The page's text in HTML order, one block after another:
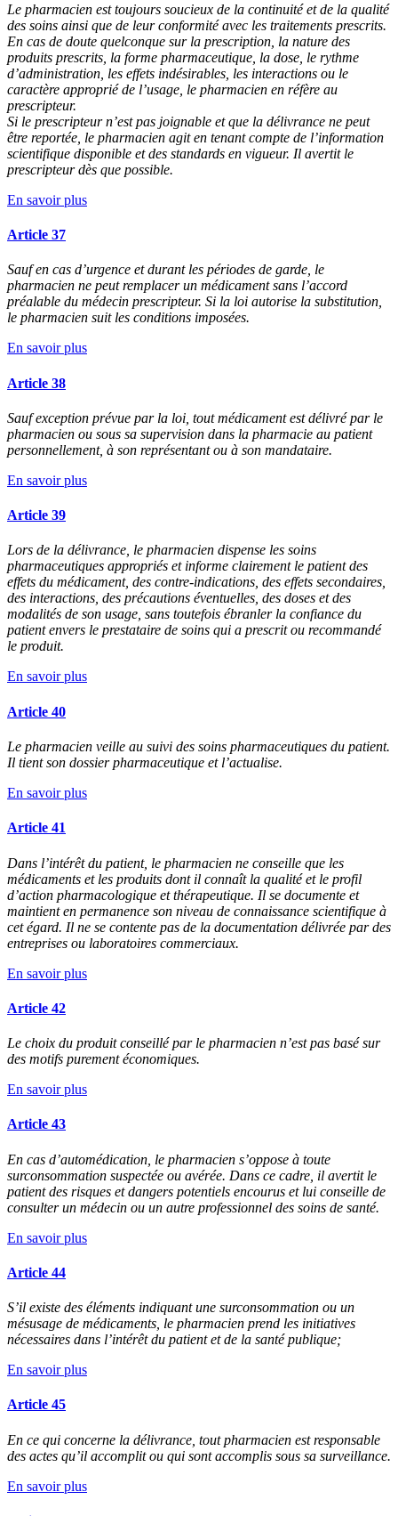
Le pharmacien est toujours soucieux de la continuité et de la qualité
des soins ainsi que de leur conformité avec les traitements prescrits.
En cas de doute quelconque sur la prescription, la nature des
produits prescrits, la forme pharmaceutique, la dose, le rythme
d’administration, les effets indésirables, les interactions ou le
caractère approprié de l’usage, le pharmacien en réfère au
prescripteur.
Si le prescripteur n’est pas joignable et que la délivrance ne peut
être reportée, le pharmacien agit en tenant compte de l’information
scientifique disponible et des standards en vigueur. Il avertit le
prescripteur dès que possible.
En savoir plus
Article 37
Sauf en cas d’urgence et durant les périodes de garde, le
pharmacien ne peut remplacer un médicament sans l’accord
préalable du médecin prescripteur. Si la loi autorise la substitution,
le pharmacien suit les conditions imposées.
En savoir plus
Article 38
Sauf exception prévue par la loi, tout médicament est délivré par le
pharmacien ou sous sa supervision dans la pharmacie au patient
personnellement, à son représentant ou à son mandataire.
En savoir plus
Article 39
Lors de la délivrance, le pharmacien dispense les soins
pharmaceutiques appropriés et informe clairement le patient des
effets du médicament, des contre-indications, des effets secondaires,
des interactions, des précautions éventuelles, des doses et des
modalités de son usage, sans toutefois ébranler la confiance du
patient envers le prestataire de soins qui a prescrit ou recommandé
le produit.
En savoir plus
Article 40
Le pharmacien veille au suivi des soins pharmaceutiques du patient.
Il tient son dossier pharmaceutique et l’actualise.
En savoir plus
Article 41
Dans l’intérêt du patient, le pharmacien ne conseille que les
médicaments et les produits dont il connaît la qualité et le profil
d’action pharmacologique et thérapeutique. Il se documente et
maintient en permanence son niveau de connaissance scientifique à
cet égard. Il ne se contente pas de la documentation délivrée par des
entreprises ou laboratoires commerciaux.
En savoir plus
Article 42
Le choix du produit conseillé par le pharmacien n’est pas basé sur
des motifs purement économiques.
En savoir plus
Article 43
En cas d’automédication, le pharmacien s’oppose à toute
surconsommation suspectée ou avérée. Dans ce cadre, il avertit le
patient des risques et dangers potentiels encourus et lui conseille de
consulter un médecin ou un autre professionnel des soins de santé.
En savoir plus
Article 44
S’il existe des éléments indiquant une surconsommation ou un
mésusage de médicaments, le pharmacien prend les initiatives
nécessaires dans l’intérêt du patient et de la santé publique;
En savoir plus
Article 45
En ce qui concerne la délivrance, tout pharmacien est responsable
des actes qu’il accomplit ou qui sont accomplis sous sa surveillance.
En savoir plus